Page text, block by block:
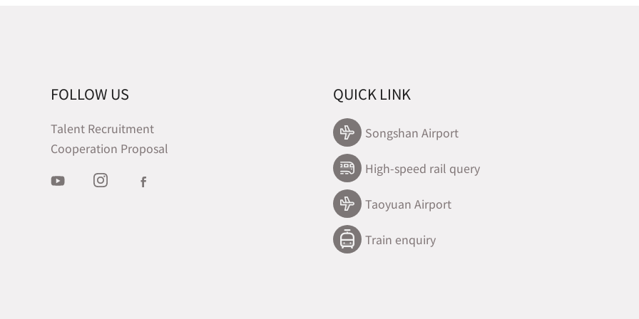
FOLLOW US
Talent Recruitment
Cooperation Proposal
QUICK LINK
Songshan Airport
High-speed rail query
Taoyuan Airport
Train enquiry